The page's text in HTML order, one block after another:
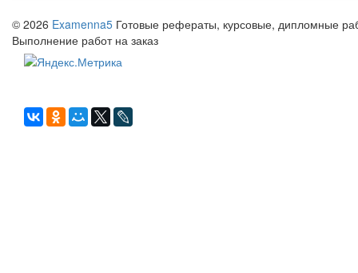
© 2026 Examenna5 Готовые рефераты, курсовые, дипломные
Выполнение работ на заказ